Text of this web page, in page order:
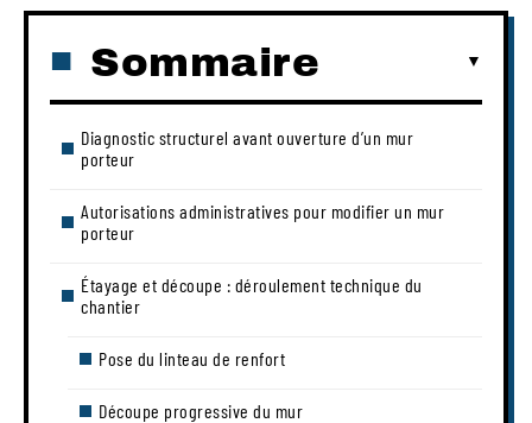
Sommaire
Diagnostic structurel avant ouverture d’un mur
porteur
Autorisations administratives pour modifier un mur
porteur
Étayage et découpe : déroulement technique du
chantier
Pose du linteau de renfort
Découpe progressive du mur